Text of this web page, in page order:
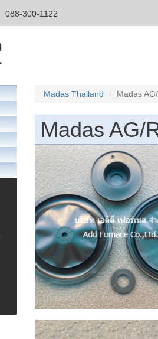
088-300-1122
Madas Thailand Madas
Madas AG/